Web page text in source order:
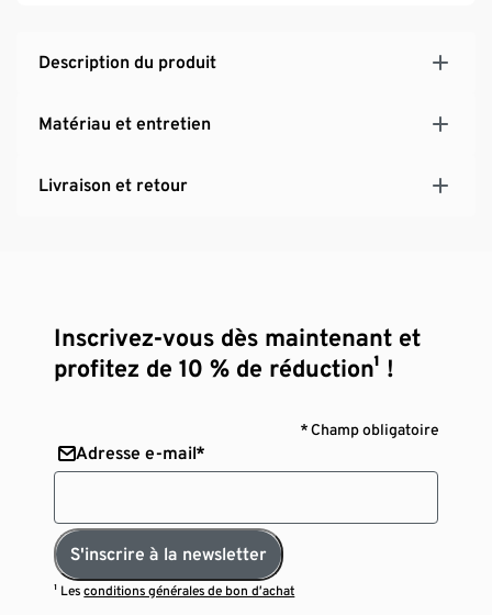
Dirndl avec décolleté balconnet et bordure
Avant du dirndl avec boutons décoratifs actifs en
Description du produit
Matériau et entretien
Livraison et retour
Inscrivez-vous dès maintenant et
profitez de 10 % de réduction¹ !
* Champ obligatoire
Adresse e-mail*
S'inscrire à la newsletter
¹ Lesconditions générales de bon d’achat